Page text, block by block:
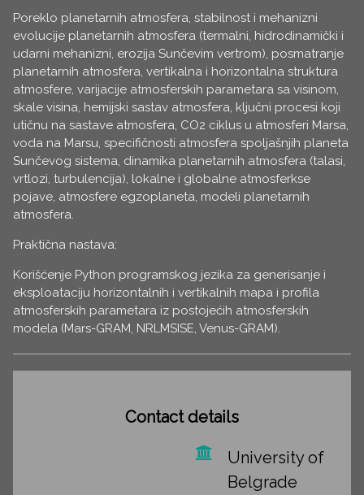
Poreklo planetarnih atmosfera, stabilnost i mehanizni
evolucije planetarnih atmosfera (termalni, hidrodinamički i
udarni mehanizni, erozija Sunčevim vertrom), posmatranje
planetarnih atmosfera, vertikalna i horizontalna struktura
atmosfere, varijacije atmosferskih parametara sa visinom,
skale visina, hemijski sastav atmosfera, ključni procesi koji
utičnu na sastave atmosfera, CO2 ciklus u atmosferi Marsa,
voda na Marsu, specifičnosti atmosfera spoljašnjih planeta
Sunčevog sistema, dinamika planetarnih atmosfera (talasi,
vrtlozi, turbulencija), lokalne i globalne atmosferkse
pojave, atmosfere egzoplaneta, modeli planetarnih
atmosfera.
Praktična nastava:
Korišćenje Python programskog jezika za generisanje i
eksploataciju horizontalnih i vertikalnih mapa i profila
atmosferskih parametara iz postojećih atmosferskih
modela (Mars-GRAM, NRLMSISE, Venus-GRAM).
Contact details
University of
Belgrade